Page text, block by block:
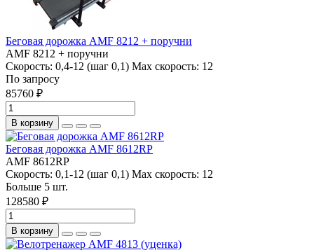
Беговая дорожка AMF 8212 + поручни
AMF 8212 + поручни
Скорость: 0,4-12 (шаг 0,1) Max скорость: 12
По запросу
85760 ₽
В корзину
Беговая дорожка AMF 8612RP
AMF 8612RP
Скорость: 0,1-12 (шаг 0,1) Max скорость: 12
Больше 5 шт.
128580 ₽
В корзину